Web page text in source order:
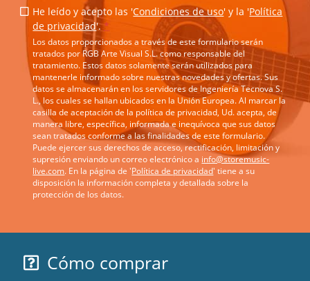
He leído y acepto las 'Condiciones de uso' y la 'Política
de privacidad'. *
Los datos proporcionados a través de este formulario serán
tratados por RGB Arte Visual S.L. como responsable del
tratamiento. Estos datos solamente serán utilizados para
mantenerle informado sobre nuestras novedades y ofertas. Sus
datos se almacenarán en los servidores de Ingeniería Tecnova S.
L., los cuales se hallan ubicados en la Unión Europea. Al marcar la
casilla de aceptación de la política de privacidad, Ud. acepta, de
manera libre, específica, informada e inequívoca que sus datos
sean tratados conforme a las finalidades de este formulario.
Puede ejercer sus derechos de acceso, rectificación, limitación y
supresión enviando un correo electrónico a info@storemusic-
live.com. En la página de 'Política de privacidad' tiene a su
disposición la información completa y detallada sobre la
protección de los datos.
Cómo comprar